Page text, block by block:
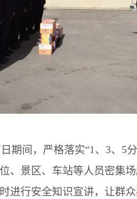
期间，严格落实“1、3、5
、景区、车站等人员密集
行安全知识宣讲，让群众